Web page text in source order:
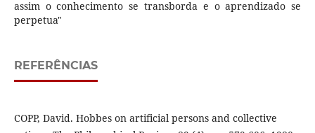
assim o conhecimento se transborda e o aprendizado se
perpetua"
REFERÊNCIAS
COPP, David. Hobbes on artificial persons and collective